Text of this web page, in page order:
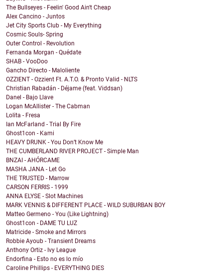
The Bullseyes - Feelin' Good Ain't Cheap
Alex Cancino - Juntos
Jet City Sports Club - My Everything
Cosmic Souls- Spring
Outer Control - Revolution
Fernanda Morgan - Quédate
SHAB - VooDoo
Gancho Directo - Maloliente
OZZIENT - Ozzient Ft. A.T.O. & Pronto Valid - NLTS
Christian Rabadán - Déjame (feat. Viddsan)
Danel - Bajo Llave
Logan McAllister - The Cabman
Lolita - Fresa
Ian McFarland - Trial By Fire
Ghost1con - Kami
HEAVY DRUNK - You Don’t Know Me
THE CUMBERLAND RIVER PROJECT - Simple Man
BNZAI - AHÓRCAME
MASHA JANA - Let Go
THE TRUSTED - Marrow
CARSON FERRIS - 1999
ANNA ELYSE - Slot Machines
MARK VENNIS & DIFFERENT PLACE - WILD SUBURBAN BOY
Matteo Germeno - You (Like Lightning)
Ghost1con - DAME TU LUZ
Matricide - Smoke and Mirrors
Robbie Ayoub - Transient Dreams
Anthony Ortiz - Ivy League
Endorfina - Esto no es lo mío
Caroline Phillips - EVERYTHING DIES